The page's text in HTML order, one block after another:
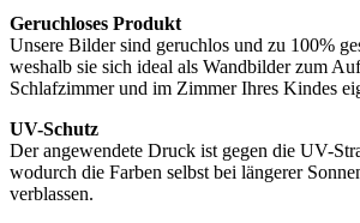
Geruchloses Produkt
Unsere Bilder sind geruchlos und zu 100%
weshalb sie sich ideal als Wandbilder zum
Schlafzimmer und im Zimmer Ihres Kindes
UV-Schutz
Der angewendete Druck ist gegen die UV-
wodurch die Farben selbst bei längerer
verblassen.